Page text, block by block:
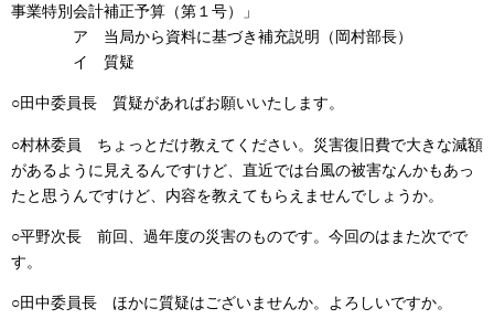
事業特別会計補正予算（第１号）」
ア 当局から資料に基づき補充説明（岡村部長）
イ 質疑
○田中委員長 質疑があればお願いいたします。
○村林委員 ちょっとだけ教えてください。災害復旧費で大きな減額
があるように見えるんですけど、直近では台風の被害なんかもあっ
たと思うんですけど、内容を教えてもらえませんでしょうか。
○平野次長 前回、過年度の災害のものです。今回のはまた次でで
す。
○田中委員長 ほかに質疑はございませんか。よろしいですか。